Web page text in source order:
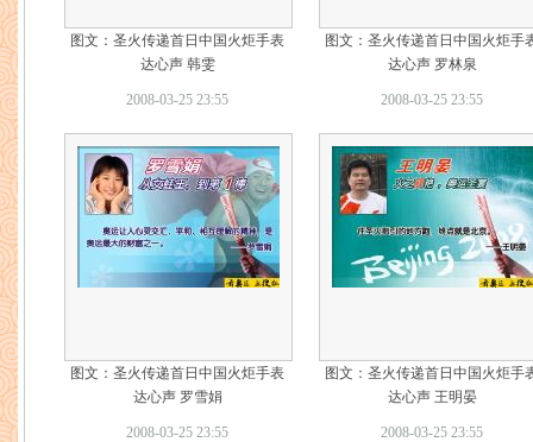
图文：圣火传递首日中国火炬手表
达心声 韩雯
2008-03-25 23:55
图文：圣火传递首日中国火炬手
达心声 罗林泉
2008-03-25 23:55
图文：圣火传递首日中国火炬手表
达心声 罗雪娟
2008-03-25 23:55
图文：圣火传递首日中国火炬手
达心声 王明晏
2008-03-25 23:55